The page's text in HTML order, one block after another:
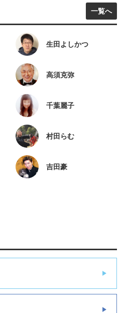
一覧へ
生田よしかつ
高須克弥
千葉麗子
村田らむ
吉田豪